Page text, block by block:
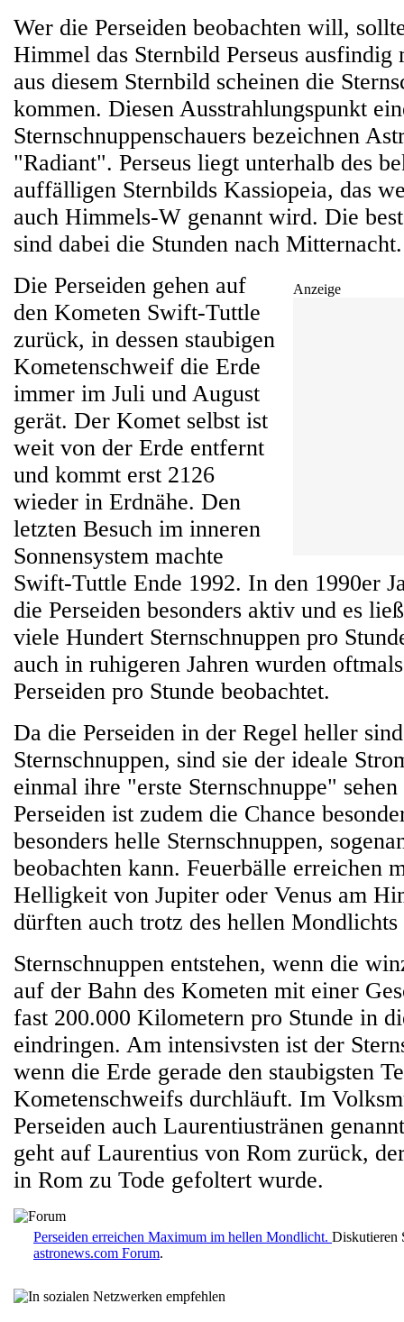
Wer die Perseiden beobachten will,
Himmel das Sternbild Perseus ausfindig
aus diesem Sternbild scheinen die
kommen. Diesen Ausstrahlungspunkt
Sternschnuppenschauers bezeichnen
"Radiant". Perseus liegt unterhalb des
auffälligen Sternbilds Kassiopeia, das
auch Himmels-W genannt wird. Die
sind dabei die Stunden nach Mitternacht.
Anzeige
Die Perseiden gehen auf
den Kometen Swift-Tuttle
zurück, in dessen staubigen
Kometenschweif die Erde
immer im Juli und August
gerät. Der Komet selbst ist
weit von der Erde entfernt
und kommt erst 2126
wieder in Erdnähe. Den
letzten Besuch im inneren
Sonnensystem machte
Swift-Tuttle Ende 1992. In den 1990er
die Perseiden besonders aktiv und es
viele Hundert Sternschnuppen pro
auch in ruhigeren Jahren wurden
Perseiden pro Stunde beobachtet.
Da die Perseiden in der Regel heller
Sternschnuppen, sind sie der ideale
einmal ihre "erste Sternschnuppe"
Perseiden ist zudem die Chance
besonders helle Sternschnuppen,
beobachten kann. Feuerbälle erreichen
Helligkeit von Jupiter oder Venus am
dürften auch trotz des hellen Mondlichts
Sternschnuppen entstehen, wenn die
auf der Bahn des Kometen mit einer
fast 200.000 Kilometern pro Stunde in
eindringen. Am intensivsten ist der
wenn die Erde gerade den staubigsten
Kometenschweifs durchläuft. Im
Perseiden auch Laurentiustränen
geht auf Laurentius von Rom zurück,
in Rom zu Tode gefoltert wurde.
Perseiden erreichen Maximum im hellen Mondlicht. Diskutieren
astronews.com Forum.